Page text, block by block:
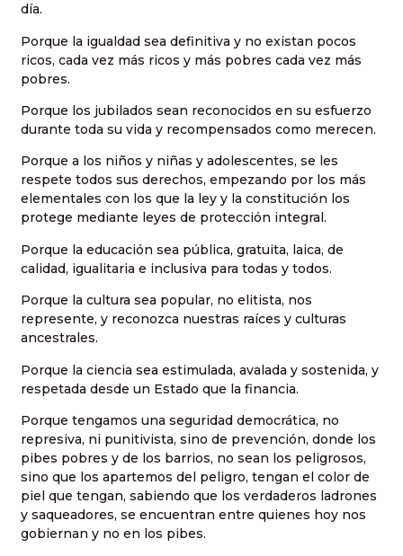
día.
Porque la igualdad sea definitiva y no existan pocos
ricos, cada vez más ricos y más pobres cada vez más
pobres.
Porque los jubilados sean reconocidos en su esfuerzo
durante toda su vida y recompensados como merecen.
Porque a los niños y niñas y adolescentes, se les
respete todos sus derechos, empezando por los más
elementales con los que la ley y la constitución los
protege mediante leyes de protección integral.
Porque la educación sea pública, gratuita, laica, de
calidad, igualitaria e inclusiva para todas y todos.
Porque la cultura sea popular, no elitista, nos
represente, y reconozca nuestras raíces y culturas
ancestrales.
Porque la ciencia sea estimulada, avalada y sostenida, y
respetada desde un Estado que la financia.
Porque tengamos una seguridad democrática, no
represiva, ni punitivista, sino de prevención, donde los
pibes pobres y de los barrios, no sean los peligrosos,
sino que los apartemos del peligro, tengan el color de
piel que tengan, sabiendo que los verdaderos ladrones
y saqueadores, se encuentran entre quienes hoy nos
gobiernan y no en los pibes.